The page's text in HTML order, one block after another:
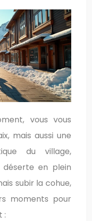
vous vous
mais aussi une
du village,
en plein
subir la cohue,
moments pour
: